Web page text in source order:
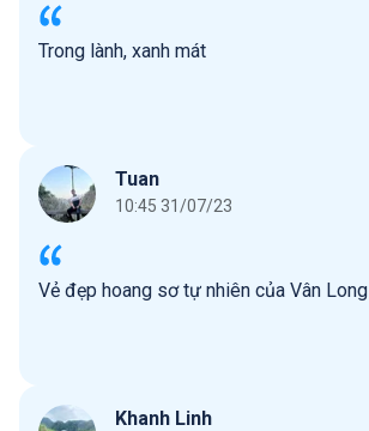
Trong lành, xanh mát
Tuan
10:45 31/07/23
Vẻ đẹp hoang sơ tự nhiên của Vân Long
Khanh Linh